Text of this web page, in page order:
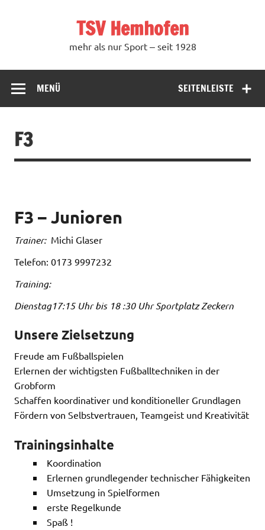
TSV Hemhofen
mehr als nur Sport ‒ seit 1928
SEITENLEISTE
MENÜ
F3
F3 – Junioren
Trainer:Michi Glaser
Telefon: 0173 9997232
Training:
Dienstag17:15 Uhr bis 18 :30 Uhr Sportplatz Zeckern
Unsere Zielsetzung
Freude am Fußballspielen
Erlernen der wichtigsten Fußballtechniken in der
Grobform
Schaffen koordinativer und konditioneller Grundlagen
Fördern von Selbstvertrauen, Teamgeist und Kreativität
Trainingsinhalte
Koordination
Erlernen grundlegender technischer Fähigkeiten
Umsetzung in Spielformen
erste Regelkunde
Spaß !